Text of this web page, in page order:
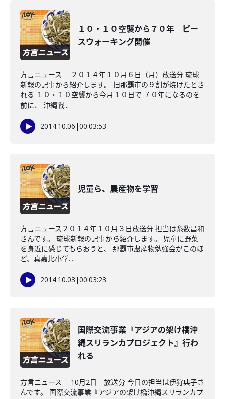
１０・１０空襲から７０年 ピー
スウォーキング開催
方言ニュース ２０１４年１０月６日（月）放送分 琉球
新報の記事から紹介します。 旧那覇市の９割が焼けたとさ
れる １０・１０空襲から今月１０日で ７０年になるのを
前に、 沖縄戦...
2014.10.06 |00:03:53
児童ら、農産物を学習
方言ニュース２０１４年１０月３日放送分 担当は糸数昌和
さんです。 琉球新報の記事から紹介します。 児童に野菜
を身近に感じてもらおうと、 那覇市農産物勉強会がこのほ
ど、真嘉比小学...
2014.10.03 |00:03:23
国際交流事業『アジアの架け橋沖
縄スリランカプロジェクト』行わ
れる
方言ニュース 10月2日 放送分 今日の担当は伊狩典子さ
んです。 国際交流事業『アジアの架け橋沖縄スリランカプ